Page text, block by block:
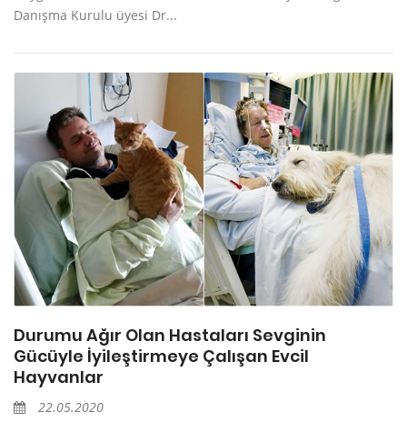
Danışma Kurulu üyesi Dr...
Durumu Ağır Olan Hastaları Sevginin
Gücüyle İyileştirmeye Çalışan Evcil
Hayvanlar
22.05.2020